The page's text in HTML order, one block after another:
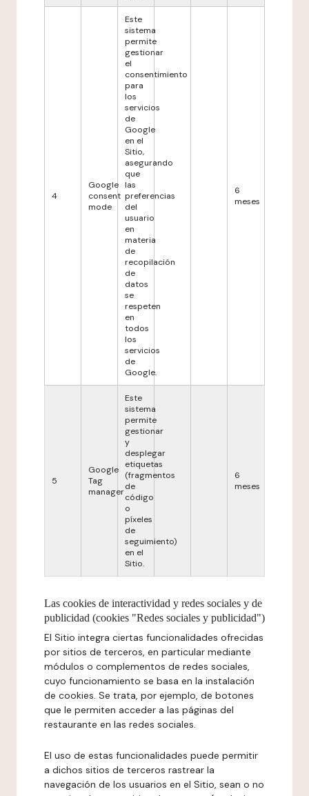
4
Google
consent
mode
Este
sistema
permite
gestionar
el
consentimiento
para
los
servicios
de
Google
en el
Sitio,
asegurando
que
las
preferencias
del
usuario
en
materia
de
recopilación
de
datos
se
respeten
en
todos
los
servicios
de
Google.
6
meses
5
Google
Tag
manager
Este
sistema
permite
gestionar
y
desplegar
etiquetas
(fragmentos
de
código
o
píxeles
de
seguimiento)
en el
Sitio.
6
meses
Las cookies de interactividad y redes sociales y de
publicidad (cookies "Redes sociales y publicidad")
El Sitio integra ciertas funcionalidades ofrecidas
por sitios de terceros, en particular mediante
módulos o complementos de redes sociales,
cuyo funcionamiento se basa en la instalación
de cookies. Se trata, por ejemplo, de botones
que le permiten acceder a las páginas del
restaurante en las redes sociales.
El uso de estas funcionalidades puede permitir
a dichos sitios de terceros rastrear la
navegación de los usuarios en el Sitio, sean o no